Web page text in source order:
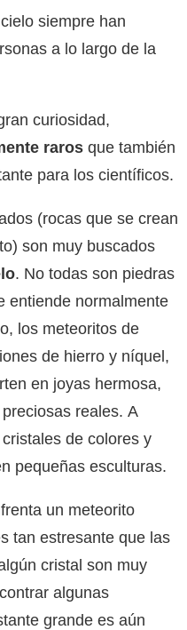
siempre han
a lo largo de la
curiosidad,
raros que también
para los científicos.
(rocas que se crean
son muy buscados
. No todas son piedras
entiende normalmente
los meteoritos de
de hierro y níquel,
en joyas hermosa,
reales. A
de colores y
pequeñas esculturas.
un meteorito
tan estresante que las
cristal son muy
algunas
grande es aún